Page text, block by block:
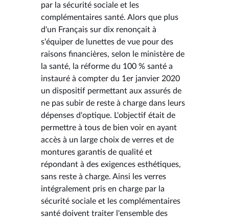
par la sécurité sociale et les
complémentaires santé. Alors que plus
d'un Français sur dix renonçait à
s'équiper de lunettes de vue pour des
raisons financières, selon le ministère de
la santé, la réforme du 100 % santé a
instauré à compter du 1er janvier 2020
un dispositif permettant aux assurés de
ne pas subir de reste à charge dans leurs
dépenses d'optique. L'objectif était de
permettre à tous de bien voir en ayant
accès à un large choix de verres et de
montures garantis de qualité et
répondant à des exigences esthétiques,
sans reste à charge. Ainsi les verres
intégralement pris en charge par la
sécurité sociale et les complémentaires
santé doivent traiter l'ensemble des